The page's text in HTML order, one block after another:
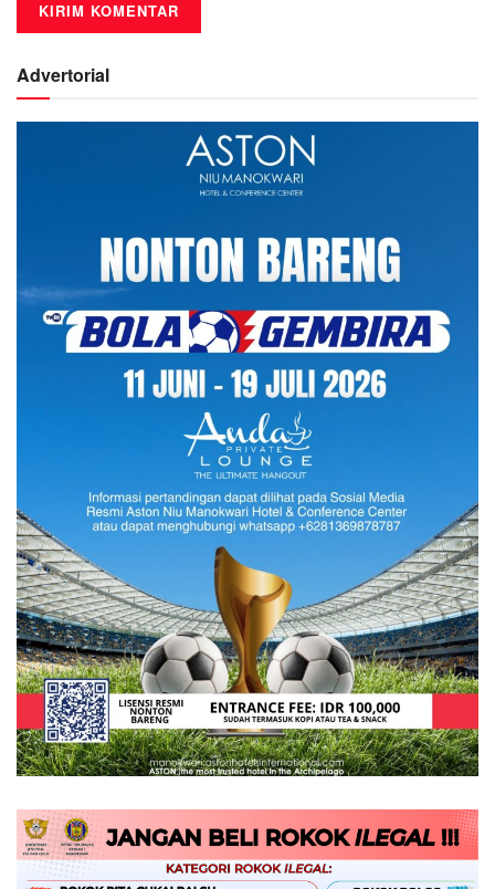
Advertorial